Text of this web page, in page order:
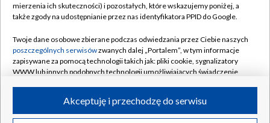
Naziemna Telewizja Cyfrowa
Rada Programowa
System NOS
Informacje o nadawcy
Program dla prasy
Pomoc
Kontakt
Kanały
©2026 Telewizja Polska S.A. w likwidacji
mierzenia ich skuteczności) i pozostałych, które wskazujemy poniżej, a
także zgody na udostępnianie przez nas identyfikatora PPID do Google.
Twoje dane osobowe zbierane podczas odwiedzania przez Ciebie naszych
poszczególnych serwisówzwanych dalej „Portalem”, w tym informacje
zapisywane za pomocą technologii takich jak: pliki cookie, sygnalizatory
WWW lub innych podobnych technologii umożliwiających świadczenie
ruchu w Internecie.Akceptuję i przechodzę do serwisu